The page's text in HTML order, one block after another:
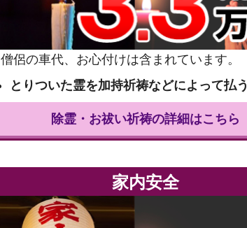
僧侶の車代、お心付けは含まれています。
とりついた霊を加持祈祷などによって払う
除霊・お祓い祈祷の詳細はこちら
家内安全